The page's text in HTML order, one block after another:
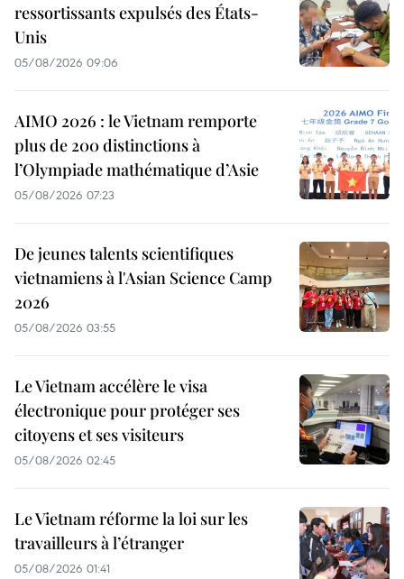
ressortissants expulsés des États-
Unis
05/08/2026 09:06
AIMO 2026 : le Vietnam remporte
plus de 200 distinctions à
l’Olympiade mathématique d’Asie
05/08/2026 07:23
De jeunes talents scientifiques
vietnamiens à l'Asian Science Camp
2026
05/08/2026 03:55
Le Vietnam accélère le visa
électronique pour protéger ses
citoyens et ses visiteurs
05/08/2026 02:45
Le Vietnam réforme la loi sur les
travailleurs à l’étranger
05/08/2026 01:41